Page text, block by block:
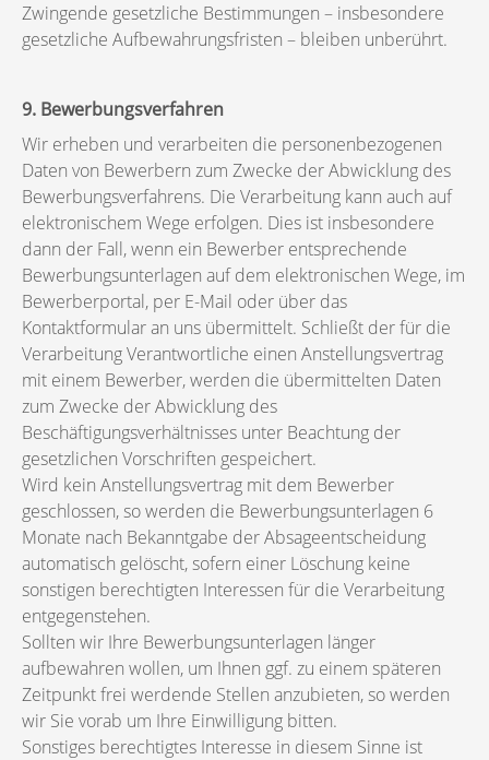
Zwingende gesetzliche Bestimmungen – insbesondere
gesetzliche Aufbewahrungsfristen – bleiben unberührt.
9. Bewerbungsverfahren
Wir erheben und verarbeiten die personenbezogenen
Daten von Bewerbern zum Zwecke der Abwicklung des
Bewerbungsverfahrens. Die Verarbeitung kann auch auf
elektronischem Wege erfolgen. Dies ist insbesondere
dann der Fall, wenn ein Bewerber entsprechende
Bewerbungsunterlagen auf dem elektronischen Wege, im
Bewerberportal, per E-Mail oder über das
Kontaktformular an uns übermittelt. Schließt der für die
Verarbeitung Verantwortliche einen Anstellungsvertrag
mit einem Bewerber, werden die übermittelten Daten
zum Zwecke der Abwicklung des
Beschäftigungsverhältnisses unter Beachtung der
gesetzlichen Vorschriften gespeichert.
Wird kein Anstellungsvertrag mit dem Bewerber
geschlossen, so werden die Bewerbungsunterlagen 6
Monate nach Bekanntgabe der Absageentscheidung
automatisch gelöscht, sofern einer Löschung keine
sonstigen berechtigten Interessen für die Verarbeitung
entgegenstehen.
Sollten wir Ihre Bewerbungsunterlagen länger
aufbewahren wollen, um Ihnen ggf. zu einem späteren
Zeitpunkt frei werdende Stellen anzubieten, so werden
wir Sie vorab um Ihre Einwilligung bitten.
Sonstiges berechtigtes Interesse in diesem Sinne ist